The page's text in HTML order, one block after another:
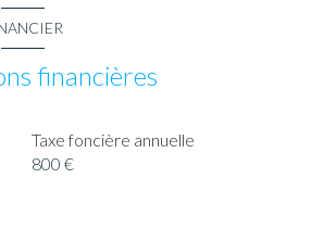
financières
Taxe foncière annuelle
800 €